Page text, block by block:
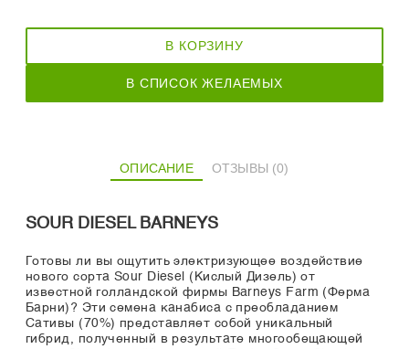
В КОРЗИНУ
В СПИСОК ЖЕЛАЕМЫХ
ОПИСАНИЕ ОТЗЫВЫ (0)
SOUR DIESEL BARNEYS
Готовы ли вы ощутить электризующее воздействие
нового сорта Sour Diesel (Кислый Дизель) от
известной голландской фирмы Barneys Farm (Ферма
Барни)? Эти семена канабиса с преобладанием
Сативы (70%) представляет собой уникальный
гибрид, полученный в результате многообещающей